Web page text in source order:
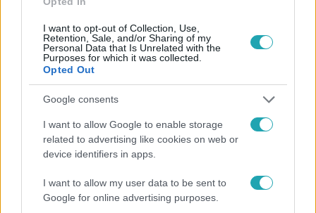
I want to opt-out of Collection, Use,
Retention, Sale, and/or Sharing of my
Personal Data that Is Unrelated with the
Purposes for which it was collected.
Opted Out
Google consents
I want to allow Google to enable storage
related to advertising like cookies on web or
device identifiers in apps.
I want to allow my user data to be sent to
Google for online advertising purposes.
HÍRADÓ #ADÁSRÉSZLETEK # VIDEÓ ÁRADÁS
KATASZTRÓFA